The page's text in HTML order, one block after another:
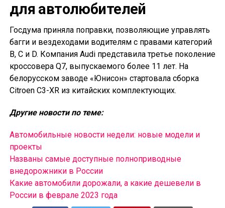
для автолюбителей
Госдума приняла поправки, позволяющие управлять
багги и вездеходами водителям с правами категорий
B, C и D. Компания Audi представила третье поколение
кроссовера Q7, выпускаемого более 11 лет. На
белорусском заводе «Юнисон» стартовала сборка
Citroen C3-XR из китайских комплектующих.
Другие новости по теме:
Автомобильные новости недели: новые модели и
проекты
Названы самые доступные полноприводные
внедорожники в России
Какие автомобили дорожали, а какие дешевели в
России в феврале 2023 года